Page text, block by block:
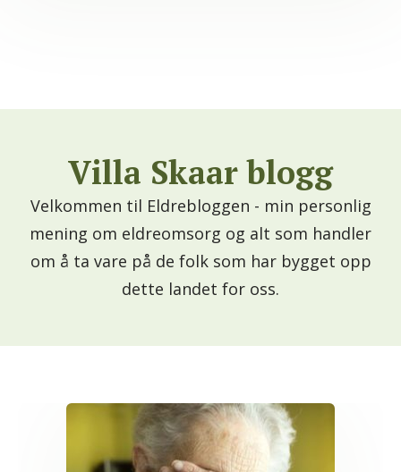
Villa Skaar blogg
Velkommen til Eldrebloggen - min personlig
mening om eldreomsorg og alt som handler
om å ta vare på de folk som har bygget opp
dette landet for oss.